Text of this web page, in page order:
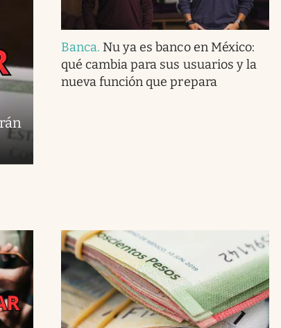
Banca. Nu ya es banco en México:
qué cambia para sus usuarios y la
nueva función que prepara